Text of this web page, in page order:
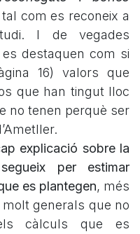
com es reconeix a
I de vegades
destaquen com si
16) valors que
que han tingut lloc
no tenen perquè ser
explicació sobre la
per estimar
es plantegen, més
generals que no
càlculs que es